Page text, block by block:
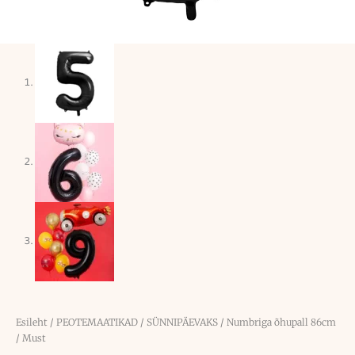
Esileht / PEOTEMAATIKAD / SÜNNIPÄEVAKS / Numbriga õhupall 86cm
/ Must